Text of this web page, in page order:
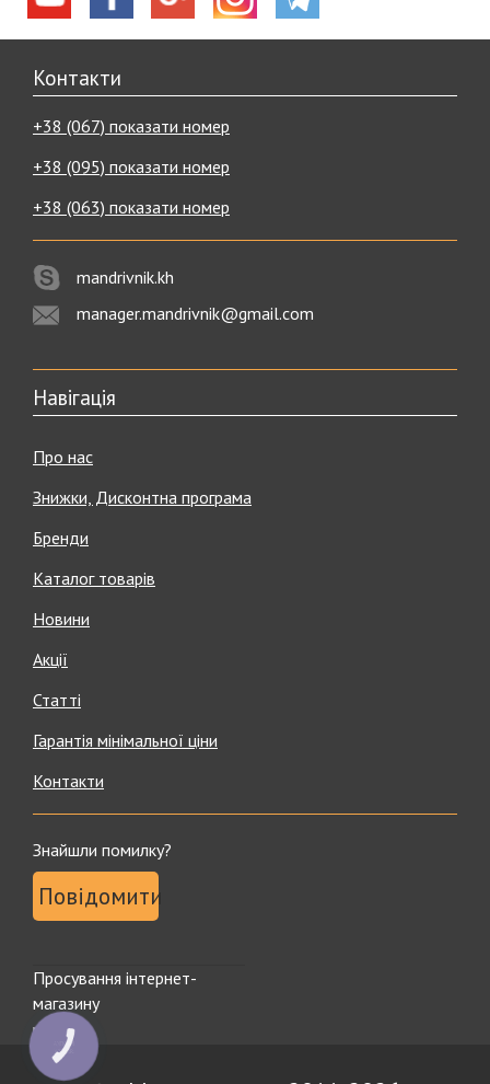
Контакти
+38 (067) показати номер
+38 (095) показати номер
+38 (063) показати номер
mandrivnik.kh
manager.mandrivnik@gmail.com
Навігація
Про нас
Знижки, Дисконтна програма
Бренди
Каталог товарів
Новини
Акції
Статті
Гарантія мінімальної ціни
Контакти
Знайшли помилку?
Повідомити
Просування інтернет-
магазину
КНОПКА
ЗВ'ЯЗКУ